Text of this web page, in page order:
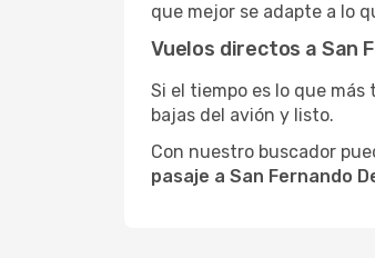
que mejor se adapte a lo
Vuelos directos a San
Si el tiempo es lo que
bajas del avión y listo.
Con nuestro buscador
pasaje a San Fernando